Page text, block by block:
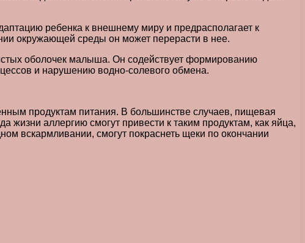
ребенка к внешнему миру и предрасполагает к
окружающей среды он может перерасти в нее.
оболочек малыша. Он содействует формированию
и нарушению водно-солевого обмена.
продуктам питания. В большинстве случаев, пищевая
жизни аллергию смогут привести к таким продуктам, как яйца,
вскармливании, смогут покраснеть щеки по окончании